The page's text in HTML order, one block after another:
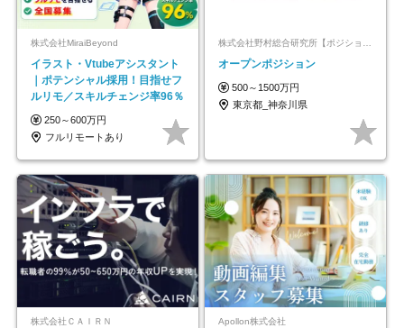
株式会社MiraiBeyond
イラスト・Vtubeアシスタント
｜ポテンシャル採用！目指せフ
ルリモ／スキルチェンジ率96％
250～600万円
フルリモートあり
株式会社野村総合研究所【ポジションマッチ登録】
オープンポジション
500～1500万円
東京都_神奈川県
株式会社ＣＡＩＲＮ Apollon株式会社